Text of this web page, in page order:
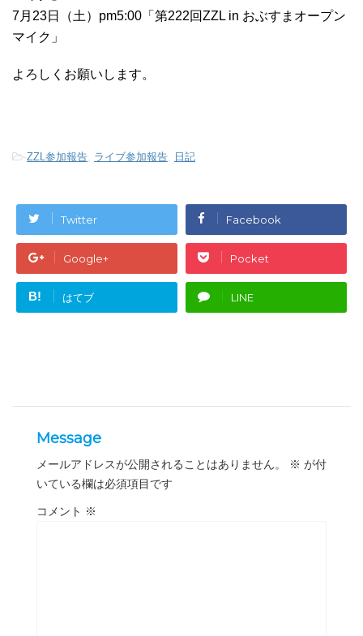
7月23日（土）pm5:00「第222回ZZL in おぶすまオープン
マイク」
よろしくお願いします。
-ZZL参加報告, ライブ参加報告, 日記
Twitter Facebook
Google+ Pocket
B! はてブ LINE
Message
メールアドレスが公開されることはありません。 ※ が付
いている欄は必須項目です
コメント ※